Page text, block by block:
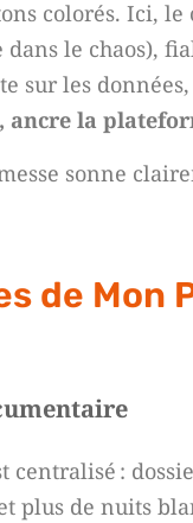
colorés. Ici,
dans le chaos),
les données,
la
sonne
de Mon
:
plus de nuits